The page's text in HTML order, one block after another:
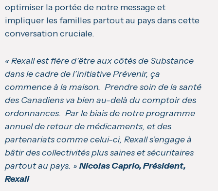
optimiser la portée de notre message et
impliquer les familles partout au pays dans cette
conversation cruciale.
« Rexall est fière d’être aux côtés de Substance
dans le cadre de l’initiative Prévenir, ça
commence à la maison. Prendre soin de la santé
des Canadiens va bien au-delà du comptoir des
ordonnances. Par le biais de notre programme
annuel de retour de médicaments, et des
partenariats comme celui-ci, Rexall s’engage à
bâtir des collectivités plus saines et sécuritaires
partout au pays. » Nicolas Caprio, Président,
Rexall